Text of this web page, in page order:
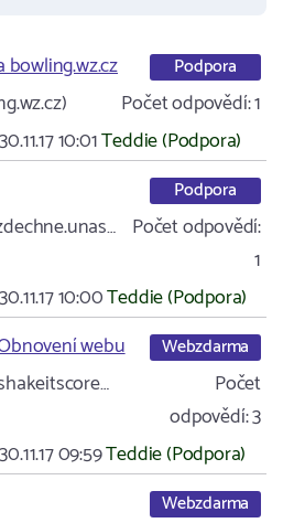
Podpora
Počet odpovědí:1
30.11.17 10:01Teddie (Podpora)
Podpora
Počet odpovědí:
1
30.11.17 10:00Teddie (Podpora)
webu
Webzdarma
Počet
odpovědí:3
30.11.17 09:59Teddie (Podpora)
Webzdarma